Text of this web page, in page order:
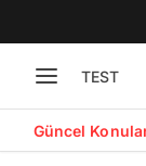
TEST
Güncel